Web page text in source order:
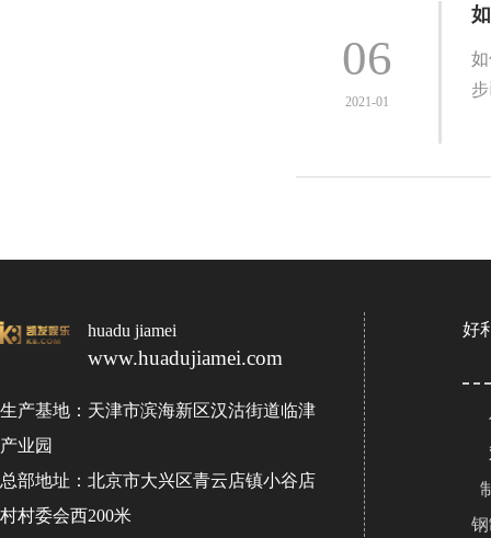
06
2021-01
huadu jiamei
www.huadujiamei.com
生产基地：天津市滨海新区汉沽街道临津
产业园
总部地址：北京市大兴区青云店镇小谷店
村村委会西200米
好